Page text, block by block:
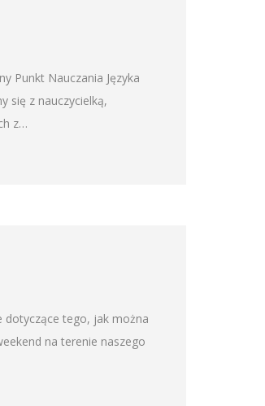
Punkt Nauczania Języka
się z nauczycielką,
z…
dotyczące tego, jak można
na terenie naszego